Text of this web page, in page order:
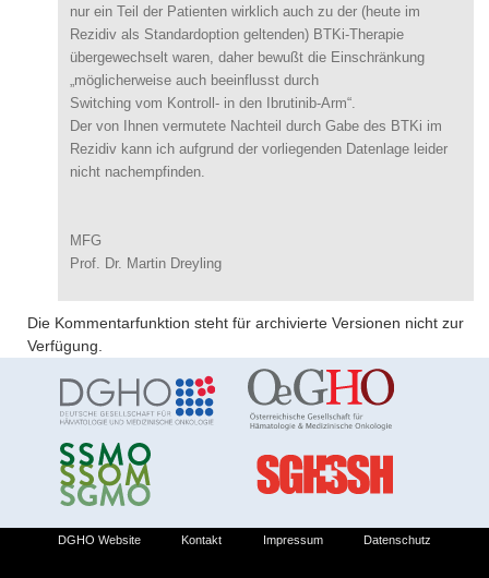
nur ein Teil der Patienten wirklich auch zu der (heute im
Rezidiv als Standardoption geltenden) BTKi-Therapie
übergewechselt waren, daher bewußt die Einschränkung
„möglicherweise auch beeinflusst durch
Switching vom Kontroll- in den Ibrutinib-Arm“.
Der von Ihnen vermutete Nachteil durch Gabe des BTKi im
Rezidiv kann ich aufgrund der vorliegenden Datenlage leider
nicht nachempfinden.
MFG
Prof. Dr. Martin Dreyling
Die Kommentarfunktion steht für archivierte Versionen nicht zur
Verfügung.
DGHO Website Kontakt Impressum Datenschutz